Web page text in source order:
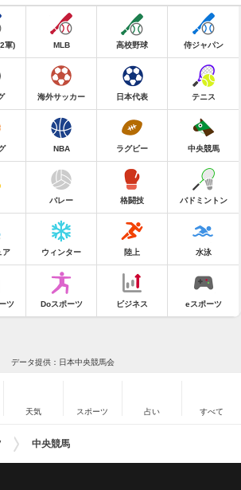
軍) MLB 高校野球 侍ジャパン
海外サッカー 日本代表 テニス
NBA ラグビー 中央競馬
バレー 格闘技 バドミントン
ア ウィンター 陸上 水泳
ツ Doスポーツ ビジネス eスポーツ
データ提供：日本中央競馬会
天気 スポーツ 占い すべて
中央競馬